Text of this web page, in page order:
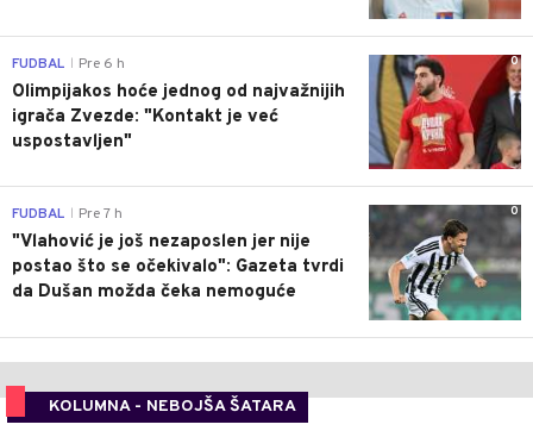
0
FUDBAL Pre 6 h
Olimpijakos hoće jednog od najvažnijih
igrača Zvezde: "Kontakt je već
uspostavljen"
0
FUDBAL Pre 7 h
"Vlahović je još nezaposlen jer nije
postao što se očekivalo": Gazeta tvrdi
da Dušan možda čeka nemoguće
KOLUMNA - NEBOJŠA ŠATARA